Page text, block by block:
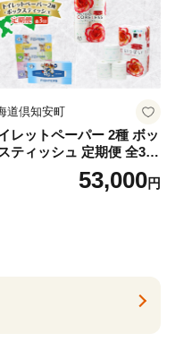
道倶知安町
レットペーパー 2種 ボッ
ティッシュ 定期便 全3
日本製 まとめ買い 防災
備品 日用雑貨 消耗品 生活
53,000円